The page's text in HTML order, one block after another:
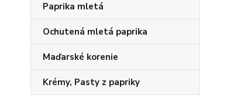
Paprika mletá
Ochutená mletá paprika
Maďarské korenie
Krémy, Pasty z papriky